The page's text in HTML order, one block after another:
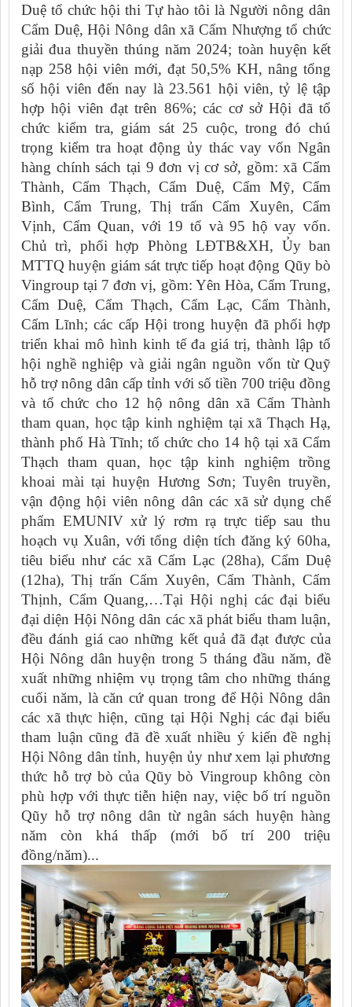
Duệ tổ chức hội thi Tự hào tôi là Người nông dân
Cẩm Duệ, Hội Nông dân xã Cẩm Nhượng tổ chức
giải đua thuyền thúng năm 2024; toàn huyện kết
nạp 258 hội viên mới, đạt 50,5% KH, nâng tổng
số hội viên đến nay là 23.561 hội viên, tỷ lệ tập
hợp hội viên đạt trên 86%; các cơ sở Hội đã tổ
chức kiểm tra, giám sát 25 cuộc, trong đó chú
trọng kiểm tra hoạt động ủy thác vay vốn Ngân
hàng chính sách tại 9 đơn vị cơ sở, gồm: xã Cẩm
Thành, Cẩm Thạch, Cẩm Duệ, Cẩm Mỹ, Cẩm
Bình, Cẩm Trung, Thị trấn Cẩm Xuyên, Cẩm
Vịnh, Cẩm Quan, với 19 tổ và 95 hộ vay vốn.
Chủ trì, phối hợp Phòng LĐTB&XH, Ủy ban
MTTQ huyện giám sát trực tiếp hoạt động Qũy bò
Vingroup tại 7 đơn vị, gồm: Yên Hòa, Cẩm Trung,
Cẩm Duệ, Cẩm Thạch, Cẩm Lạc, Cẩm Thành,
Cẩm Lĩnh; các cấp Hội trong huyện đã phối hợp
triển khai mô hình kinh tế đa giá trị, thành lập tổ
hội nghề nghiệp và giải ngân nguồn vốn từ Quỹ
hỗ trợ nông dân cấp tỉnh với số tiền 700 triệu đồng
và tổ chức cho 12 hộ nông dân xã Cẩm Thành
tham quan, học tập kinh nghiệm tại xã Thạch Hạ,
thành phố Hà Tĩnh; tổ chức cho 14 hộ tại xã Cẩm
Thạch tham quan, học tập kinh nghiệm trồng
khoai mài tại huyện Hương Sơn; Tuyên truyền,
vận động hội viên nông dân các xã sử dụng chế
phẩm EMUNIV xử lý rơm rạ trực tiếp sau thu
hoạch vụ Xuân, với tổng diện tích đăng ký 60ha,
tiêu biểu như các xã Cẩm Lạc (28ha), Cẩm Duệ
(12ha), Thị trấn Cẩm Xuyên, Cẩm Thành, Cẩm
Thịnh, Cẩm Quang,…Tại Hội nghị các đại biểu
đại diện Hội Nông dân các xã phát biểu tham luận,
đều đánh giá cao những kết quả đã đạt được của
Hội Nông dân huyện trong 5 tháng đầu năm, đề
xuất những nhiệm vụ trọng tâm cho những tháng
cuối năm, là căn cứ quan trong để Hội Nông dân
các xã thực hiện, cũng tại Hội Nghị các đại biểu
tham luận cũng đã đề xuất nhiều ý kiến đề nghị
Hội Nông dân tỉnh, huyện ủy như xem lại phương
thức hỗ trợ bò của Qũy bò Vingroup không còn
phù hợp với thực tiễn hiện nay, việc bố trí nguồn
Qũy hỗ trợ nông dân từ ngân sách huyện hàng
năm còn khá thấp (mới bố trí 200 triệu
đồng/năm)...